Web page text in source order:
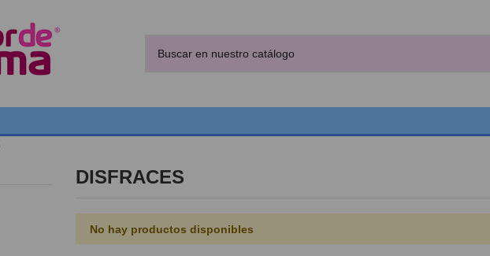
DISFRACES
No hay productos disponibles